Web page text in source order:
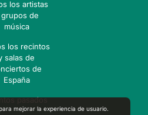
mejorar la experiencia de usuario.
los artistas
de
música
los recintos
salas de
de
España
pasados